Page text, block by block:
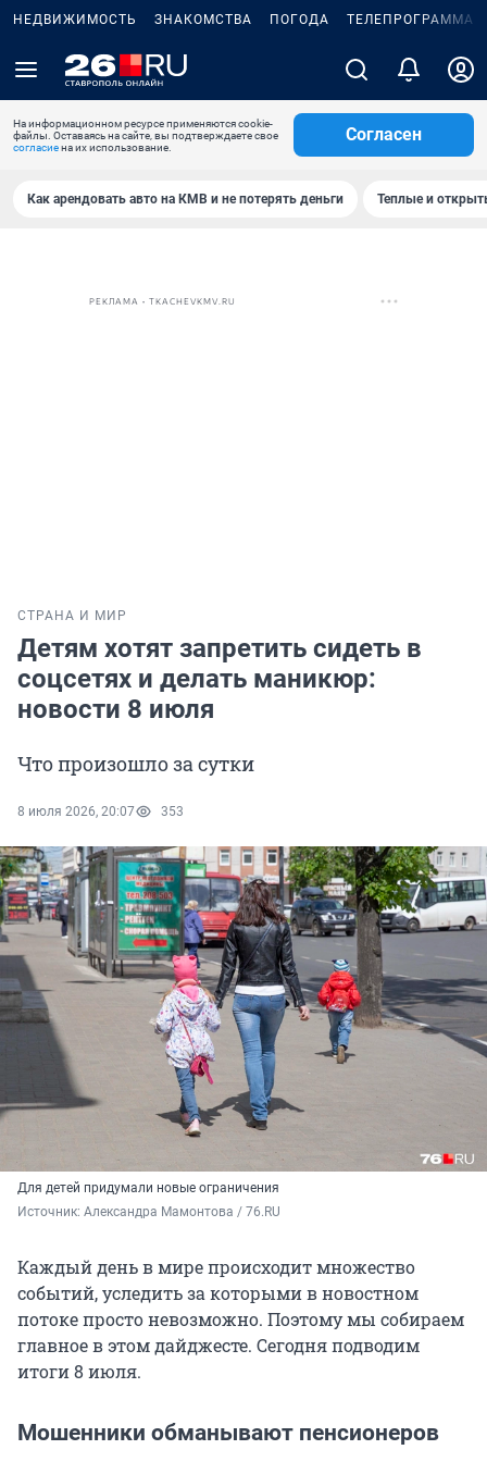
НЕДВИЖИМОСТЬ ЗНАКОМСТВА ПОГОДА ТЕЛЕПРОГРАММА
На информационном ресурсе применяются cookie-
файлы. Оставаясь на сайте, вы подтверждаете свое
согласиена их использование.
Согласен
Как арендовать авто на КМВ и не потерять деньги Теплые и
РЕКЛАМА • TKACHEVKMV.RU
СТРАНА И МИР
Детям хотят запретить сидеть в
соцсетях и делать маникюр:
новости 8 июля
Что произошло за сутки
8 июля 2026, 20:07 353
Для детей придумали новые ограничения
Источник: Александра Мамонтова / 76.RU
Каждый день в мире происходит множество
событий, уследить за которыми в новостном
потоке просто невозможно. Поэтому мы собираем
главное в этом дайджесте. Сегодня подводим
итоги 8 июля.
Мошенники обманывают пенсионеров